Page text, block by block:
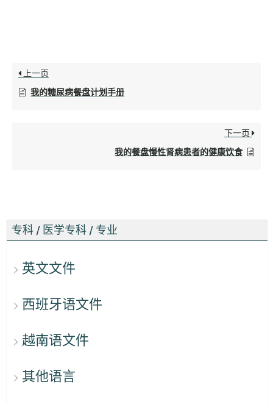
专科 / 医学专科 / 专业
英文文件
西班牙语文件
越南语文件
其他语言
上一页
我的糖尿病餐盘计划手册
下一页
我的餐盘慢性肾病患者的健康饮食